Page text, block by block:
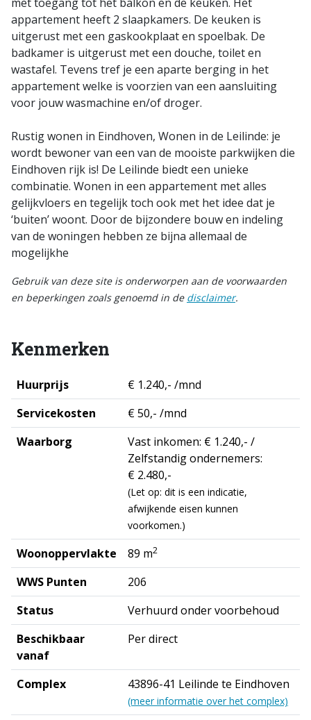
appartement heeft 2 slaapkamers. De keuken is
uitgerust met een gaskookplaat en spoelbak. De
badkamer is uitgerust met een douche, toilet en
wastafel. Tevens tref je een aparte berging in het
appartement welke is voorzien van een aansluiting
voor jouw wasmachine en/of droger.
Rustig wonen in Eindhoven, Wonen in de Leilinde: je
wordt bewoner van een van de mooiste parkwijken die
Eindhoven rijk is! De Leilinde biedt een unieke
combinatie. Wonen in een appartement met alles
gelijkvloers en tegelijk toch ook met het idee dat je
‘buiten’ woont. Door de bijzondere bouw en indeling
van de woningen hebben ze bijna allemaal de
mogelijkhe
Gebruik van deze site is onderworpen aan de voorwaarden
en beperkingen zoals genoemd in de disclaimer.
Kenmerken
Huurprijs
€ 1.240,- /mnd
Servicekosten
€ 50,- /mnd
Waarborg
Vast inkomen: € 1.240,- /
Zelfstandig ondernemers:
€ 2.480,-
(Let op: dit is een indicatie,
afwijkende eisen kunnen
voorkomen.)
Woonoppervlakte 89 m2
WWS Punten
206
Status
Verhuurd onder voorbehoud
Beschikbaar
vanaf
Per direct
Complex 43896-41 Leilinde te Eindhoven
(meer informatie over het complex)